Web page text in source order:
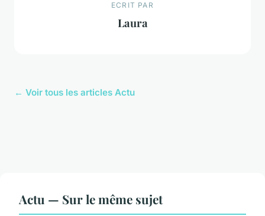
ECRIT PAR
Laura
← Voir tous les articles Actu
Actu — Sur le même sujet